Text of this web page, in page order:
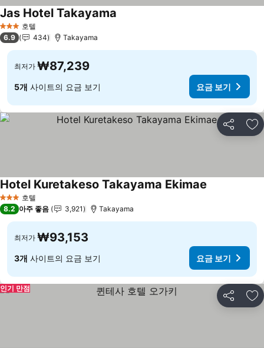
3 성급 호텔
Jas Hotel Takayama
6.9 434 Takayama
최저가 ₩87,239
5개 사이트의 요금 보기 요금 보기
공유 즐
3 성급 호텔
Hotel Kuretakeso Takayama Ekimae
8.2 아주 좋음 3,921 Takayama
최저가 ₩93,153
3개 사이트의 요금 보기 요금 보기
공유 즐
인기 만점